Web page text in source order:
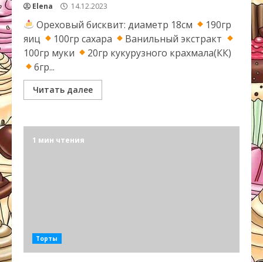
Elena 14.12.2023
Ореховый бисквит: диаметр 18см
190гр
яиц
100гр сахара
Ванильный экстракт
100гр муки
20гр кукурузного крахмала(КК)
6гр...
Читать далее
1 мин чтения
Торты